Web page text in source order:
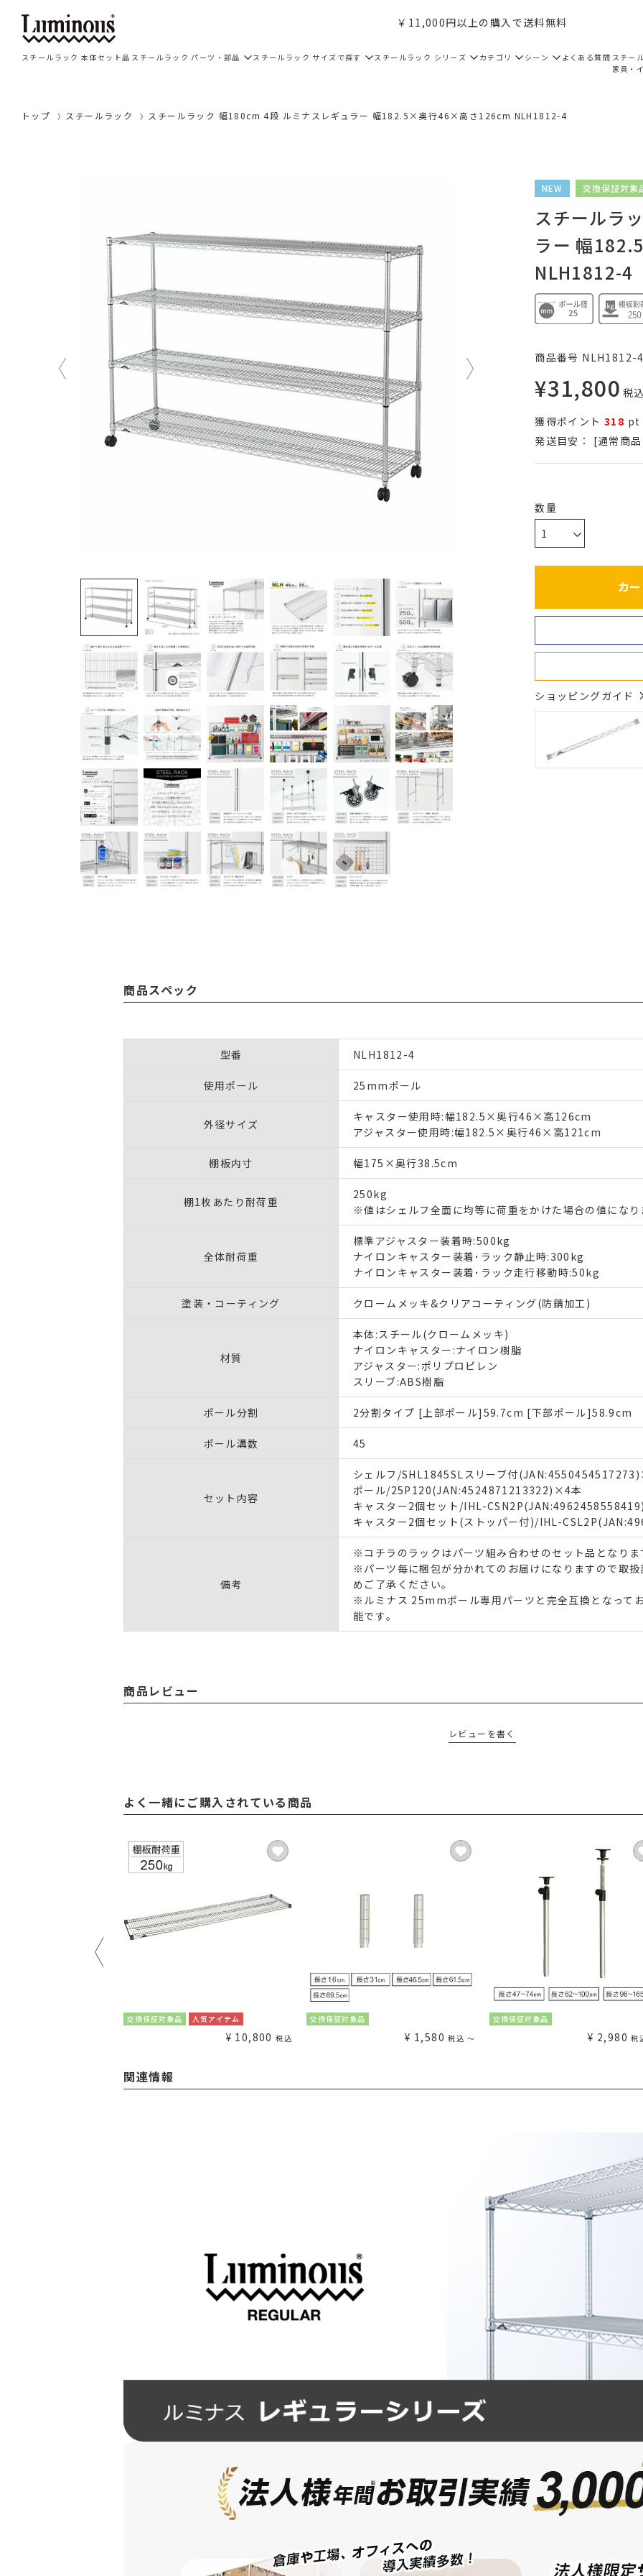
￥11,000円以上の購入で送料無料
スチールラック 本体セット品 スチールラック パーツ・部品 スチールラック サイズで探す スチールラック シリーズ カテゴリ シーン よくある質問 スチー
家具・
トップ スチールラック スチールラック 幅180cm 4段 ルミナスレギュラー 幅182.5×奥行46×高さ126cm NLH1812-4
NEW 交換保証対象
スチールラ
ラー 幅
NLH1812-4
商品番号 NLH1812-
¥31,800 税
獲得ポイント 318 pt
発送目安：
[通常商
カ
ショッピングガイド
商品スペック
型番 NLH1812-4
使用ポール 25mmポール
外径サイズ
キャスター使用時:幅182.5×奥行46×高126cm
アジャスター使用時:幅182.5×奥行46×高121cm
棚板内寸 幅175×奥行38.5cm
棚1枚あたり耐荷重
250kg
※値はシェルフ全面に均等に荷重をかけた場合の値になり
全体耐荷重
標準アジャスター装着時:500kg
ナイロンキャスター装着･ラック静止時:300kg
ナイロンキャスター装着･ラック走行移動時:50kg
塗装・コーティング クロームメッキ&クリアコーティング(防錆加工)
材質
本体:スチール(クロームメッキ)
ナイロンキャスター:ナイロン樹脂
アジャスター:ポリプロピレン
スリーブ:ABS樹脂
ポール分割 2分割タイプ [上部ポール]59.7cm [下部ポール]58.9cm
ポール溝数 45
セット内容
シェルフ/SHL1845SLスリーブ付
ポール/25P120(JAN:4524871213322)×4本
キャスター2個セット/IHL-
キャスター2個セット(ストッパー付)/IHL-
備考
※コチラのラックはパーツ組み合わせのセット品となりま
※パーツ毎に梱包が分かれてのお届けになりますので取
めご了承ください｡
※ルミナス 25mmポール専用パーツと完全互換となって
能です｡
商品レビュー
レビューを書く
よく一緒にご購入されている商品
交換保証対象品 人気アイテム
¥ 10,800 税込
交換保証対象品
¥ 1,580 税込 〜
交換保証対象品
¥ 2,980 税
関連情報